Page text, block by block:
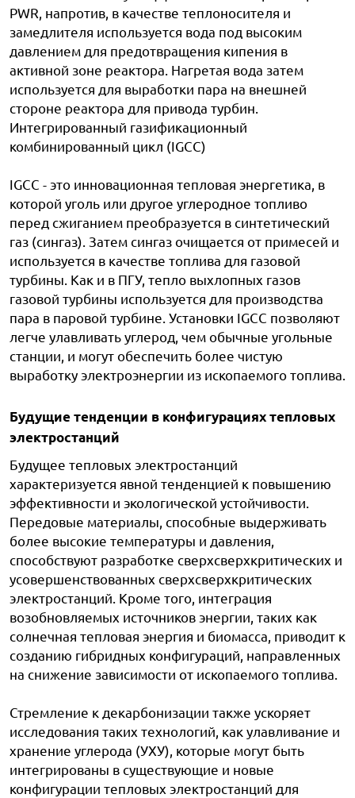
PWR, напротив, в качестве теплоносителя и
замедлителя используется вода под высоким
давлением для предотвращения кипения в
активной зоне реактора. Нагретая вода затем
используется для выработки пара на внешней
стороне реактора для привода турбин.
Интегрированный газификационный
комбинированный цикл (IGCC)
IGCC - это инновационная тепловая энергетика, в
которой уголь или другое углеродное топливо
перед сжиганием преобразуется в синтетический
газ (сингаз). Затем сингаз очищается от примесей и
используется в качестве топлива для газовой
турбины. Как и в ПГУ, тепло выхлопных газов
газовой турбины используется для производства
пара в паровой турбине. Установки IGCC позволяют
легче улавливать углерод, чем обычные угольные
станции, и могут обеспечить более чистую
выработку электроэнергии из ископаемого топлива.
Будущие тенденции в конфигурациях тепловых
электростанций
Будущее тепловых электростанций
характеризуется явной тенденцией к повышению
эффективности и экологической устойчивости.
Передовые материалы, способные выдерживать
более высокие температуры и давления,
способствуют разработке сверхсверхкритических и
усовершенствованных сверхсверхкритических
электростанций. Кроме того, интеграция
возобновляемых источников энергии, таких как
солнечная тепловая энергия и биомасса, приводит к
созданию гибридных конфигураций, направленных
на снижение зависимости от ископаемого топлива.
Стремление к декарбонизации также ускоряет
исследования таких технологий, как улавливание и
хранение углерода (УХУ), которые могут быть
интегрированы в существующие и новые
конфигурации тепловых электростанций для